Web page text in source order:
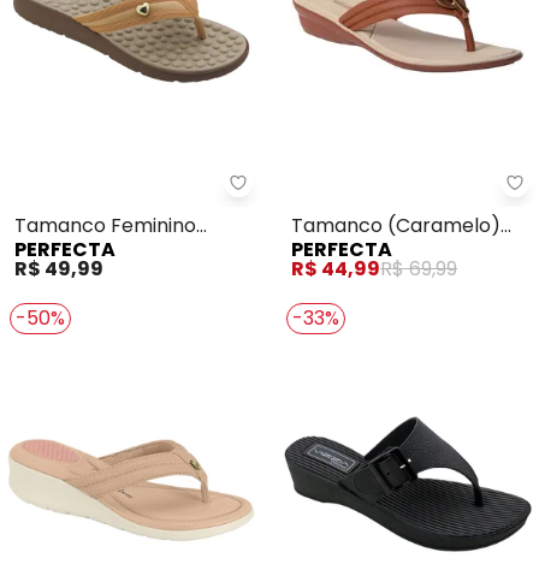
Perfecta - Tamanco Feminino
Tamanco Feminino
(Damasco) com Adereço
PERFECTA
R$ 49,99
Tamanco (Caramelo)
em Full Plastc
PERFECTA
R$ 44,99R$ 69,99
-50%
-33%